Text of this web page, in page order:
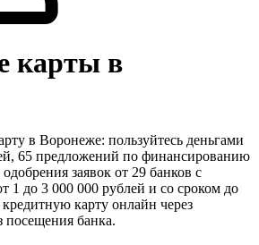
карты в
в Воронеже: пользуйтесь деньгами
65 предложений по финансированию
заявок от 29 банков с
1 до 3 000 000 рублей и со сроком до
карту онлайн через
посещения банка.